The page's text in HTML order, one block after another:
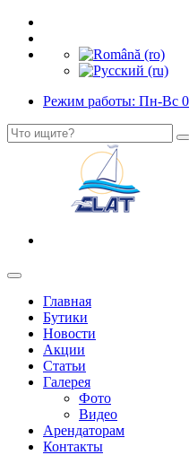
Режим работы: Пн-Вс
Главная
Бутики
Новости
Акции
Статьи
Галерея
Фото
Видео
Арендаторам
Контакты